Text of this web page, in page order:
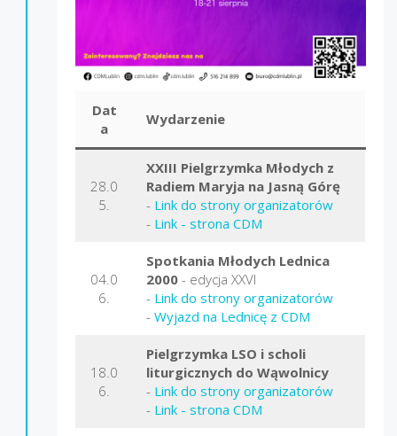
Dat
a
Wydarzenie
28.0
5.
XXIII Pielgrzymka Młodych z
Radiem Maryja na Jasną Górę
- Link do strony organizatorów
- Link - strona CDM
04.0
6.
Spotkania Młodych Lednica
2000 - edycja XXVI
- Link do strony organizatorów
- Wyjazd na Lednicę z CDM
18.0
6.
Pielgrzymka LSO i scholi
liturgicznych do Wąwolnicy
- Link do strony organizatorów
- Link - strona CDM